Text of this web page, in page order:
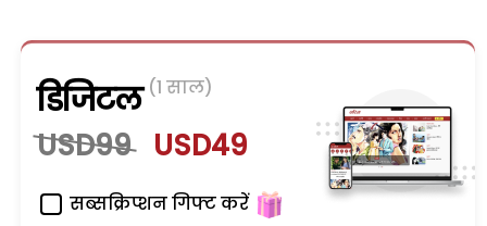
डिजिटल (1 साल)
USD99 USD49
सब्सक्रिप्शन गिफ्ट करें